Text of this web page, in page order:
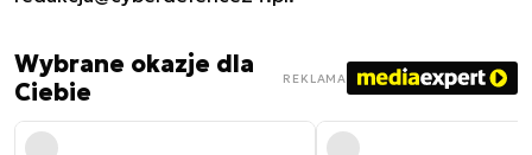
Wybrane okazje dla
Ciebie
REKLAMA